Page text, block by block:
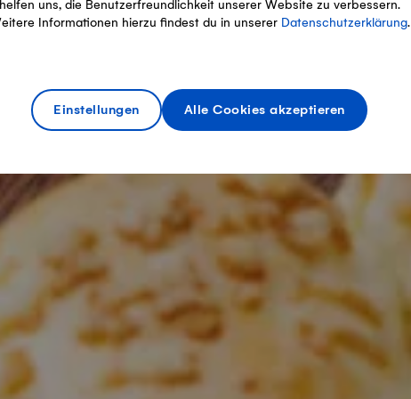
uns, die Benutzerfreundlichkeit unserer Website zu verbessern.
Informationen hierzu findest du in unserer Datenschutzerklärung.
Einstellungen Alle Cookies akzeptieren